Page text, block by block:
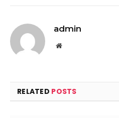
admin
Website
RELATED POSTS